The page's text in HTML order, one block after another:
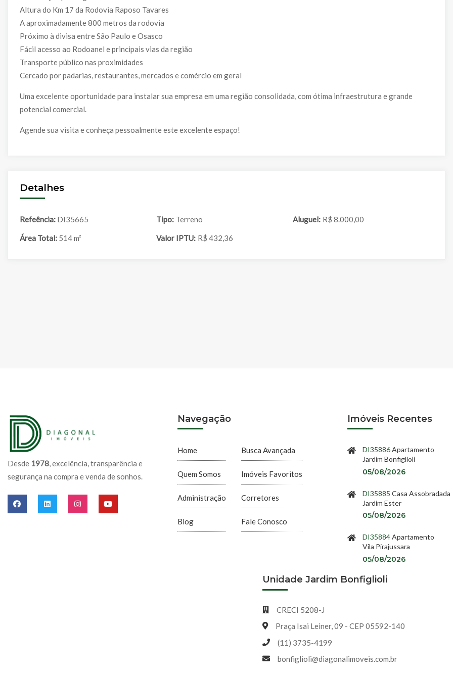
Altura do Km 17 da Rodovia Raposo Tavares
A aproximadamente 800 metros da rodovia
Próximo à divisa entre São Paulo e Osasco
Fácil acesso ao Rodoanel e principais vias da região
Transporte público nas proximidades
Cercado por padarias, restaurantes, mercados e comércio em geral
Uma excelente oportunidade para instalar sua empresa em uma região consolidada, com ótima infraestrutura e grande
potencial comercial.
Agende sua visita e conheça pessoalmente este excelente espaço!
Detalhes
Refeência: DI35665 Tipo: Terreno Aluguel: R$ 8.000,00
Área Total: 514 m² Valor IPTU: R$ 432,36
Desde 1978, excelência, transparência e
segurança na compra e venda de sonhos.
Navegação
Home
Quem Somos
Administração
Blog
Busca Avançada
Imóveis Favoritos
Corretores
Fale Conosco
Imóveis Recentes
DI35886Apartamento
Jardim Bonfiglioli
05/08/2026
DI35885 Casa Assobradada
Jardim Ester
05/08/2026
DI35884Apartamento
Vila Pirajussara
05/08/2026
Unidade Jardim Bonfiglioli
CRECI 5208-J
Praça Isai Leiner, 09 - CEP 05592-140
(11) 3735-4199
bonfiglioli@diagonalimoveis.com.br